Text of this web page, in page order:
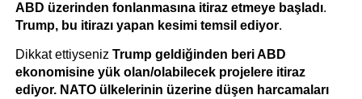
ABD üzerinden fonlanmasına itiraz etmeye başladı
Trump, bu itirazı yapan kesimi temsil ediyor.
Dikkat ettiyseniz Trump geldiğinden beri ABD
ekonomisine yük olan/olabilecek projelere itiraz
ediyor. NATO ülkelerinin üzerine düşen harcamaları